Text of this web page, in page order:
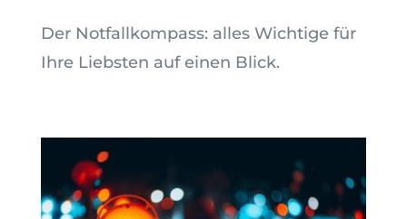
Der Notfallkompass: alles Wichtige für
Ihre Liebsten auf einen Blick.